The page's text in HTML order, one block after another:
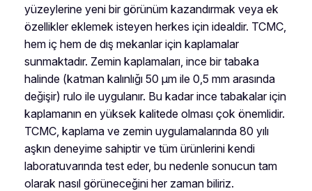
yüzeylerine yeni bir görünüm kazandırmak veya ek
özellikler eklemek isteyen herkes için idealdir. TCMC,
hem iç hem de dış mekanlar için kaplamalar
sunmaktadır. Zemin kaplamaları, ince bir tabaka
halinde (katman kalınlığı 50 μm ile 0,5 mm arasında
değişir) rulo ile uygulanır. Bu kadar ince tabakalar için
kaplamanın en yüksek kalitede olması çok önemlidir.
TCMC, kaplama ve zemin uygulamalarında 80 yılı
aşkın deneyime sahiptir ve tüm ürünlerini kendi
laboratuvarında test eder, bu nedenle sonucun tam
olarak nasıl görüneceğini her zaman biliriz.